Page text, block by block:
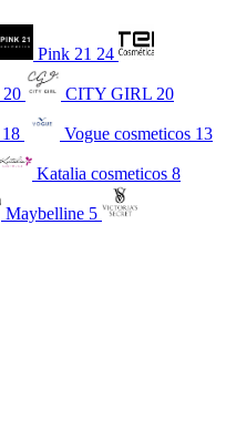
Pink 21 24
20 CITY GIRL 20
18 Vogue cosmeticos 13
Katalia cosmeticos 8
Maybelline 5